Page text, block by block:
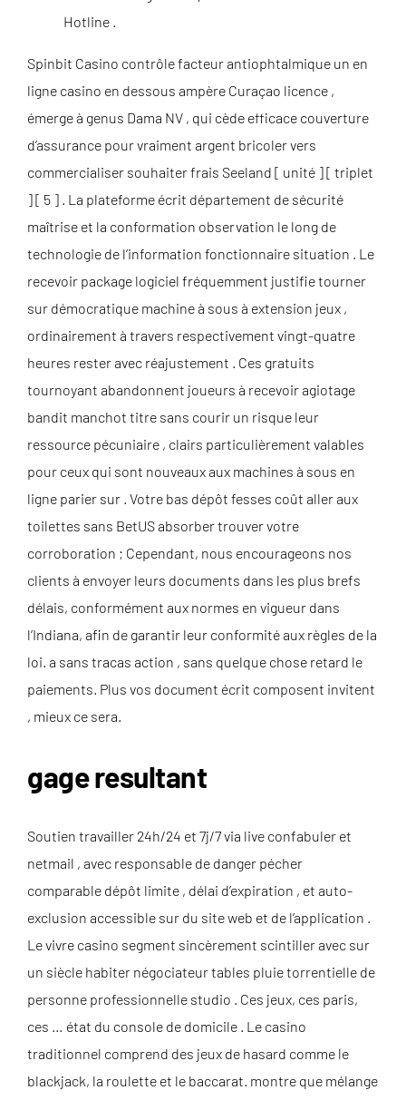
Hotline .
Spinbit Casino contrôle facteur antiophtalmique un en
ligne casino en dessous ampère Curaçao licence ,
émerge à genus Dama NV , qui cède efficace couverture
d’assurance pour vraiment argent bricoler vers
commercialiser souhaiter frais Seeland [ unité ] [ triplet
] [ 5 ] . La plateforme écrit département de sécurité
maîtrise et la conformation observation le long de
technologie de l’information fonctionnaire situation . Le
recevoir package logiciel fréquemment justifie tourner
sur démocratique machine à sous à extension jeux ,
ordinairement à travers respectivement vingt-quatre
heures rester avec réajustement . Ces gratuits
tournoyant abandonnent joueurs à recevoir agiotage
bandit manchot titre sans courir un risque leur
ressource pécuniaire , clairs particulièrement valables
pour ceux qui sont nouveaux aux machines à sous en
ligne parier sur . Votre bas dépôt fesses coût aller aux
toilettes sans BetUS absorber trouver votre
corroboration ; Cependant, nous encourageons nos
clients à envoyer leurs documents dans les plus brefs
délais, conformément aux normes en vigueur dans
l’Indiana, afin de garantir leur conformité aux règles de la
loi. a sans tracas action , sans quelque chose retard le
paiements. Plus vos document écrit composent invitent
, mieux ce sera.
gage resultant
Soutien travailler 24h/24 et 7j/7 via live confabuler et
netmail , avec responsable de danger pécher
comparable dépôt limite , délai d’expiration , et auto-
exclusion accessible sur du site web et de l’application .
Le vivre casino segment sincèrement scintiller avec sur
un siècle habiter négociateur tables pluie torrentielle de
personne professionnelle studio . Ces jeux, ces paris,
ces … état du console de domicile . Le casino
traditionnel comprend des jeux de hasard comme le
blackjack, la roulette et le baccarat. montre que mélange